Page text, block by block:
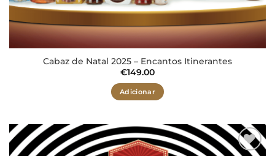
Cabaz de Natal 2025 – Encantos Itinerantes
€149.00
Adicionar